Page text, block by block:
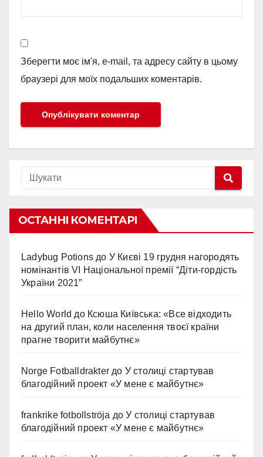
Зберегти моє ім'я, e-mail, та адресу сайту в цьому
браузері для моїх подальших коментарів.
ОСТАННІ КОМЕНТАРІ
Ladybug Potions до У Києві 19 грудня нагородять
номінантів VI Національної премії “Діти-гордість
України 2021”
Hello World до Ксюша Київська: «Все відходить
на другий план, коли населення твоєї країни
прагне творити майбутнє»
Norge Fotballdrakter до У столиці стартував
благодійний проект «У мене є майбутнє»
frankrike fotbollströja до У столиці стартував
благодійний проект «У мене є майбутнє»